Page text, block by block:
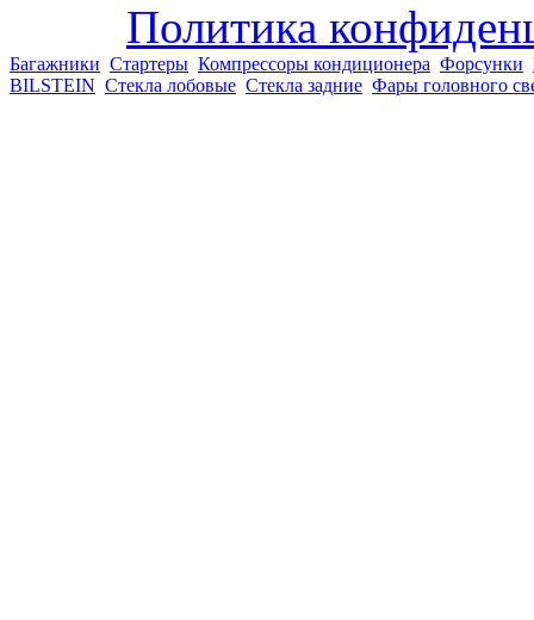
Политика
Багажники Стартеры Компрессоры кондиционера Форсунки
BILSTEIN Стекла лобовые Стекла задние Фары головного